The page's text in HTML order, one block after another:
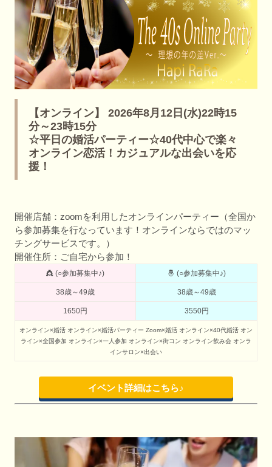
【オンライン】 2026年8月12日(水)22時15
分～23時15分
☆平日の婚活パーティー☆40代中心で楽々
オンライン恋活！カジュアルな出会いを応
援！
開催店舗：zoomを利用したオンラインパーティー（全国か
ら参加募集を行なっています！オンラインならではのマッ
チングサービスです。）
開催住所：ご自宅から参加！
👸 (○参加募集中♪) 🤴 (○参加募集中♪)
38歳～49歳 38歳～49歳
1650円 3550円
オンライン×婚活 オンライン×婚活パーティー Zoom×婚活 オンライン×40代婚活 オン
ライン×全国参加 オンライン×一人参加 オンライン×街コン オンライン飲み会 オンラ
インサロン×出会い
イベント詳細はこちら♪